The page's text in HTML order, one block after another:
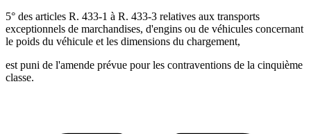
5° des articles R. 433-1 à R. 433-3 relatives aux transports
exceptionnels de marchandises, d'engins ou de véhicules concernant
le poids du véhicule et les dimensions du chargement,
est puni de l'amende prévue pour les contraventions de la cinquième
classe.